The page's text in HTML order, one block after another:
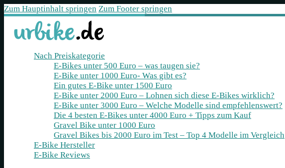
Zum Hauptinhalt springen Zum Footer springen
Nach Preiskategorie
E-Bikes unter 500 Euro – was taugen sie?
E-Bike unter 1000 Euro- Was gibt es?
Ein gutes E-Bike unter 1500 Euro
E-Bike unter 2000 Euro – Lohnen sich diese E-Bikes wirklich?
E-Bike unter 3000 Euro – Welche Modelle sind empfehlenswert?
Die 4 besten E‑Bikes unter 4000 Euro + Tipps zum Kauf
Gravel Bike unter 1000 Euro
Gravel Bikes bis 2000 Euro im Test – Top 4 Modelle im Vergleich
E-Bike Hersteller
E-Bike Reviews